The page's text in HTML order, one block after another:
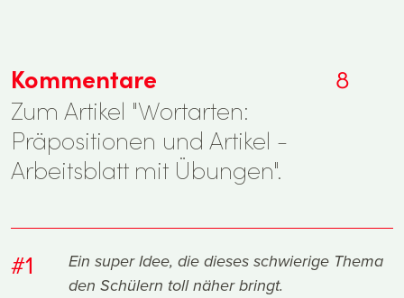
Kommentare
8
Zum Artikel "Wortarten:
Präpositionen und Artikel -
Arbeitsblatt mit Übungen".
#1
Ein super Idee, die dieses schwierige Thema
den Schülern toll näher bringt.